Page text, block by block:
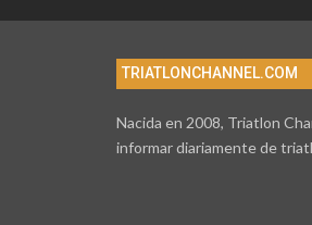
TRIATLONCHANNEL.COM
Nacida en 2008, Triatlon
informar diariamente de